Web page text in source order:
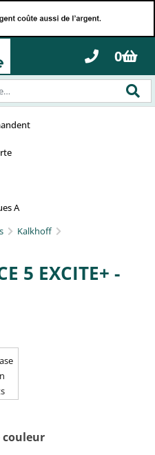
0
A
Kalkhoff
5 EXCITE+ -
couleur